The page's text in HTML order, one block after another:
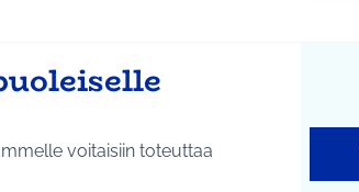
voitaisiin toteuttaa